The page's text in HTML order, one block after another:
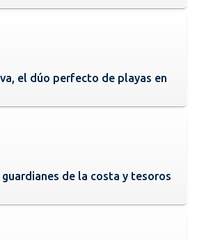
el dúo perfecto de playas en
guardianes de la costa y tesoros